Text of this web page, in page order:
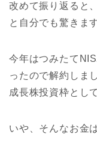
改めて振り返ると
と自分でも驚きます
今年はつみたて
ったので解約しま
成長株投資枠とし
いや、そんなお金